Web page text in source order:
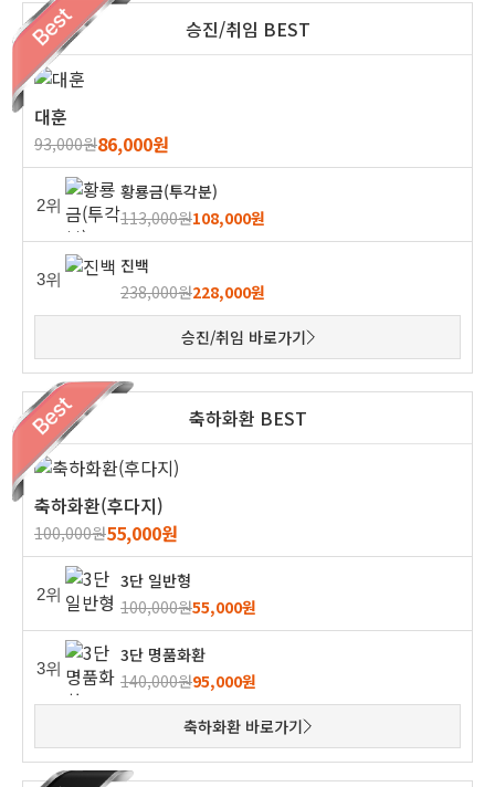
승진/취임 BEST
대훈
93,000원86,000원
2위
황룡금(투각분)
113,000원108,000원
3위
진백
238,000원228,000원
승진/취임 바로가기
축하화환 BEST
축하화환(후다지)
100,000원55,000원
2위
3단 일반형
100,000원55,000원
3위
3단 명품화환
140,000원95,000원
축하화환 바로가기